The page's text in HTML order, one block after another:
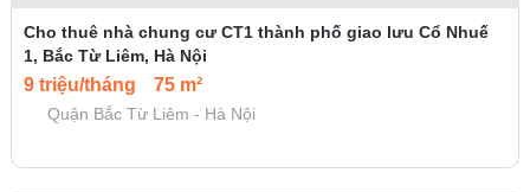
Cho thuê nhà chung cư CT1 thành phố giao lưu Cổ Nhuế
1, Bắc Từ Liêm, Hà Nội
9 triệu/tháng 75 m²
Quận Bắc Từ Liêm - Hà Nội